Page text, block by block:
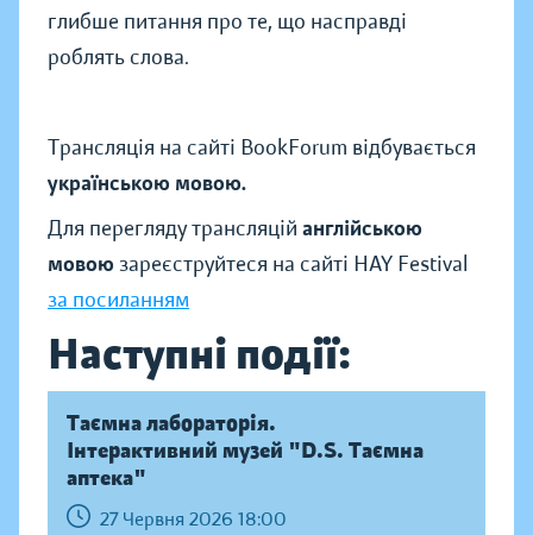
глибше питання про те, що насправді
роблять слова.
Трансляція на сайті BookForum відбувається
українською мовою.
Для перегляду трансляцій англійською
мовою зареєструйтеся на сайті HAY Festival
за посиланням
Наступні події:
Таємна лабораторія.
Інтерактивний музей "D.S. Таємна
аптека"
27 Червня 2026 18:00